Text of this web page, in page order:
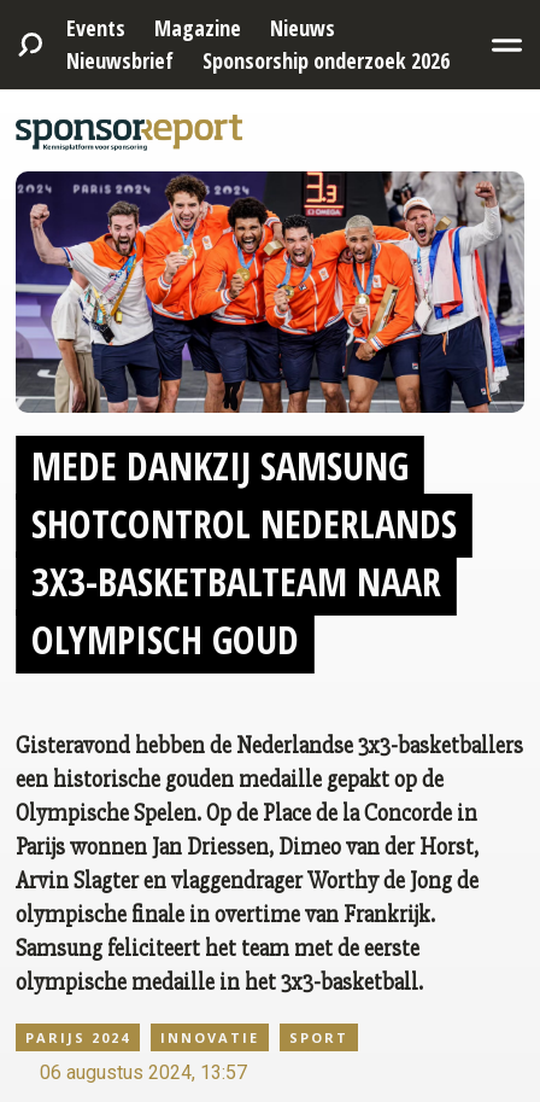
Events Magazine
Nieuws
Nieuwsbrief
Sponsorship onderzoek 2026
PARIJS 2024 INNOVATIE SPORT
06 augustus 2024, 13:57
MEDE DANKZIJ SAMSUNG
SHOTCONTROL NEDERLANDS
3X3-BASKETBALTEAM NAAR
OLYMPISCH GOUD
Gisteravond hebben de Nederlandse 3x3-basketballers
een historische gouden medaille gepakt op de
Olympische Spelen. Op de Place de la Concorde in
Parijs wonnen Jan Driessen, Dimeo van der Horst,
Arvin Slagter en vlaggendrager Worthy de Jong de
olympische finale in overtime van Frankrijk.
Samsung feliciteert het team met de eerste
olympische medaille in het 3x3-basketball.